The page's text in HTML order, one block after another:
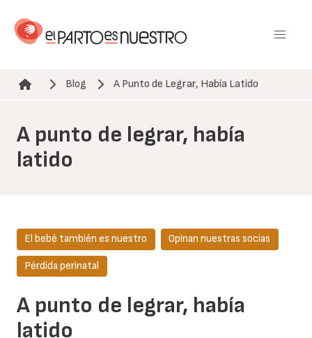
contenido
Ruta de navegación
Blog A Punto de Legrar, Había Latido
A punto de legrar, había
latido
A punto de legrar, había
latido
El bebé también es nuestro Opinan nuestras socias
Pérdida perinatal